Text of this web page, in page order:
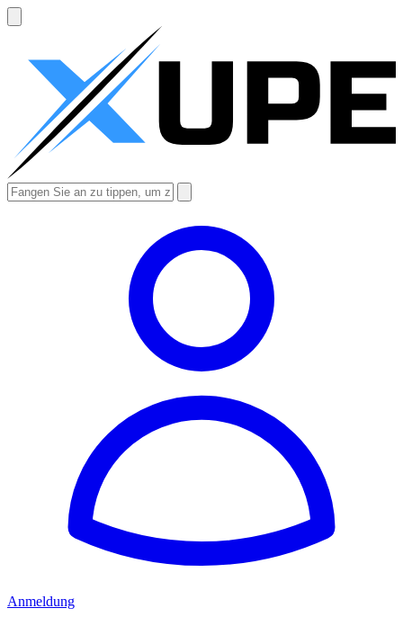
Anmeldung